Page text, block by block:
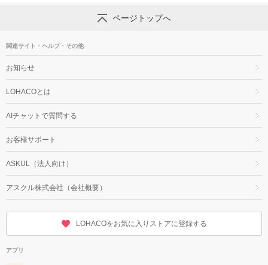
ページトップへ
関連サイト・ヘルプ・その他
お知らせ
LOHACOとは
AIチャットで質問する
お客様サポート
ASKUL（法人向け）
アスクル株式会社（会社概要）
LOHACOをお気に入りストアに登録する
アプリ